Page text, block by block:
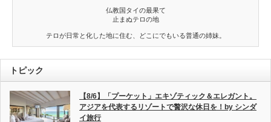
仏教国タイの最果て
止まぬテロの地
テロが日常と化した地に住む、どこにでもいる普通の姉妹。
トピック
【8/6】「プーケット」エキゾティック＆エレガント。
アジアを代表するリゾートで贅沢な休日を！by シンダ
イ旅行